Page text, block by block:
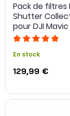
Pack de filtres
Shutter
pour DJI
PolarPro
En stock
129,99 €